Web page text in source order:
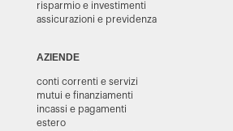
risparmio e investimenti
assicurazioni e previdenza
AZIENDE
conti correnti e servizi
mutui e finanziamenti
incassi e pagamenti
estero